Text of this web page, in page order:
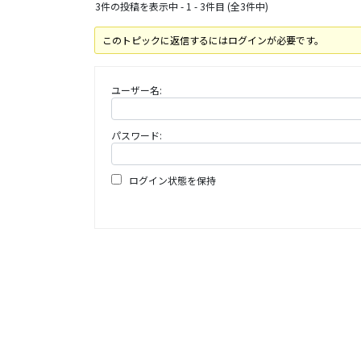
3件の投稿を表示中 - 1 - 3件目 (全3件中)
このトピックに返信するにはログインが必要です。
ユーザー名:
パスワード:
ログイン状態を保持